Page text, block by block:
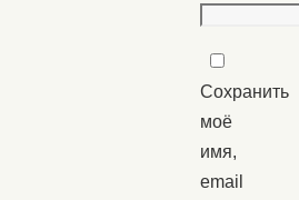
Сохранить
моё
имя,
email